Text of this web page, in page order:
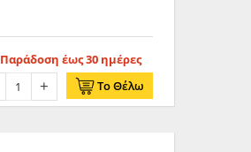
Παράδοση έως 30 ημέρες
Το Θέλω